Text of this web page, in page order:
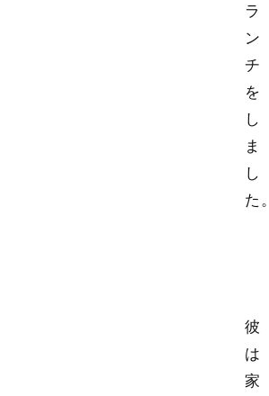
ラ
ン
チ
を
し
ま
し
た。
彼
は
家